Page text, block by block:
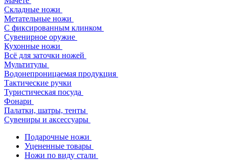
Складные ножи
Метательные ножи
С фиксированным клинком
Сувенирное оружие
Кухонные ножи
Всё для заточки ножей
Мультитулы
Водонепроницаемая продукция
Тактические ручки
Туристическая посуда
Фонари
Палатки, шатры, тенты
Сувениры и аксессуары
Подарочные ножи
Уцененные товары
Ножи по виду стали